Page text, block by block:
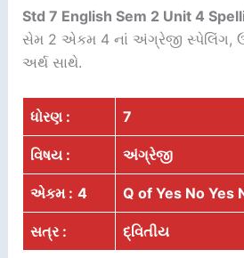
Std 7 English Sem 2 Unit 4
સેમ 2 એકમ 4 નાં અંગ્રેજી સ્પેલિંગ,
અર્થ સાથે.
ધોરણ : 7
વિષય : અંગ્રેજી
એકમ : 4 Q of Yes No Yes
સત્ર : દ્વિતીય